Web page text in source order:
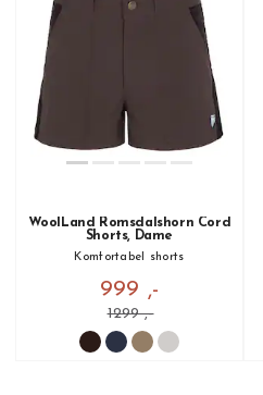
WoolLand Romsdalshorn Cord
Shorts, Dame
Komfortabel shorts
999 ,-
1299 ,-